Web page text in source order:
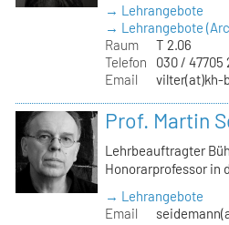
→ Lehrangebote
→ Lehrangebote
Raum
T 2.06
Telefon
030 / 47705
Email
vilter(at)kh-
Prof. Martin
Lehrbeauftragter
Honorarprofessor in
→ Lehrangebote
Email